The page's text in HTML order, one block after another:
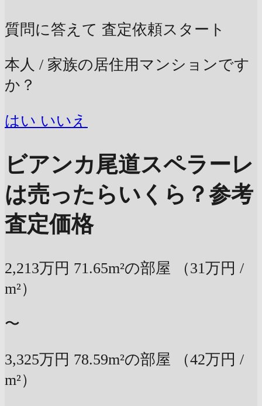
質問に答えて 査定依頼スタート
本人 / 家族の居住用マンションです
か？
はい いいえ
ビアンカ尾道スペラーレ
は売ったらいくら？参考
査定価格
2,213万円 71.65m²の部屋
（31万円 /
m²）
〜
3,325万円 78.59m²の部屋
（42万円 /
m²）